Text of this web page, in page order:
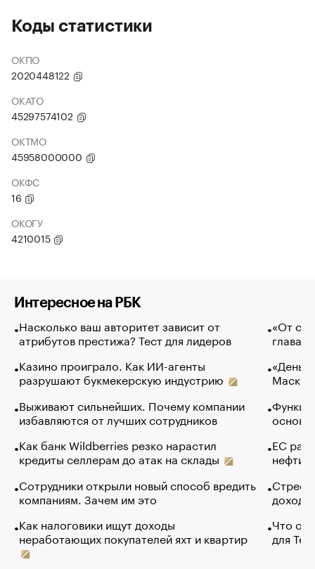
Коды статистики
ОКПО
2020448122
ОКАТО
45297574102
ОКТМО
45958000000
ОКФС
16
ОКОГУ
4210015
Интересное на РБК
Насколько ваш авторитет зависит от
атрибутов престижа? Тест для лидеров
Казино проиграло. Как ИИ-агенты
разрушают букмекерскую индустрию
Выживают сильнейших. Почему компании
избавляются от лучших сотрудников
Как банк Wildberries резко нарастил
кредиты селлерам до атак на склады
Сотрудники открыли новый способ вредить
компаниям. Зачем им это
Как налоговики ищут доходы
неработающих покупателей яхт и квартир
«От
глава
Маск в
основ
ЕС
нефти
Что
для